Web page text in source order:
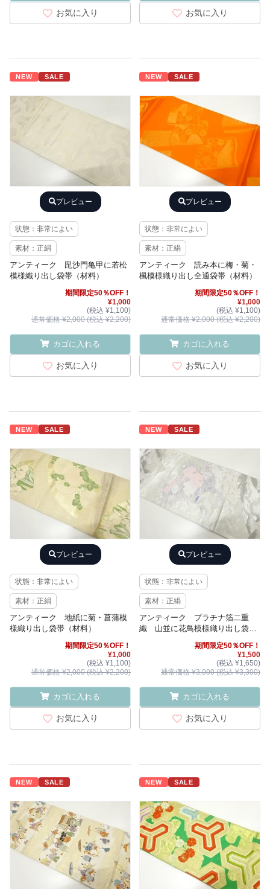
お気に入り お気に入り
NEW SALE
プレビュー
状態：非常によい
素材：正絹
アンティーク 毘沙門亀甲に若松
模様織り出し袋帯（材料）
期間限定50％OFF！
¥1,000
(税込 ¥1,100)
通常価格 ¥2,000 (税込 ¥2,200)
カゴに入れる
お気に入り
NEW SALE
プレビュー
状態：非常によい
素材：正絹
アンティーク 読み本に梅・菊・
楓模様織り出し全通袋帯（材料）
期間限定50％OFF！
¥1,000
(税込 ¥1,100)
通常価格 ¥2,000 (税込 ¥2,200)
カゴに入れる
お気に入り
NEW SALE
プレビュー
状態：非常によい
素材：正絹
アンティーク 地紙に菊・菖蒲模
様織り出し袋帯（材料）
期間限定50％OFF！
¥1,000
(税込 ¥1,100)
通常価格 ¥2,000 (税込 ¥2,200)
カゴに入れる
お気に入り
NEW SALE
プレビュー
状態：非常によい
素材：正絹
アンティーク プラチナ箔二重
織 山並に花鳥模様織り出し袋帯
期間限定50％OFF！
¥1,500
(税込 ¥1,650)
通常価格 ¥3,000 (税込 ¥3,300)
カゴに入れる
お気に入り
NEW SALE NEW SALE